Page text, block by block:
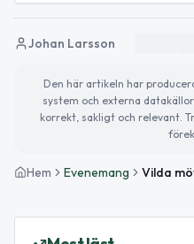
Johan Larsson
Den här artikeln har
system och externa
korrekt, sakligt och relevant.
Hem Evenemang